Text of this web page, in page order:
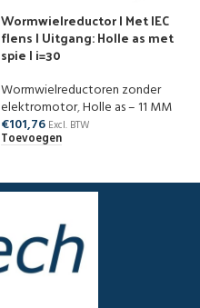
Wormwielreductor | Met IEC
flens | Uitgang: Holle as met
spie | i=30
Wormwielreductoren zonder
elektromotor,Holle as – 11 MM
€101,76 Excl. BTW
Toevoegen